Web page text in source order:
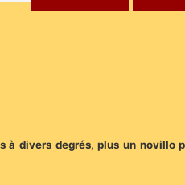
à divers degrés, plus un novillo